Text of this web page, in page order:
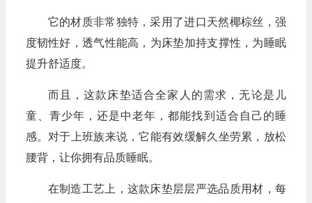
它的材质非常独特，采用了进口天然椰棕丝，强
度韧性好，透气性能高，为床垫加持支撑性，为睡眠
提升舒适度。
而且，这款床垫适合全家人的需求，无论是儿
童、青少年，还是中老年，都能找到适合自己的睡
感。对于上班族来说，它能有效缓解久坐劳累，放松
腰背，让你拥有品质睡眠。
在制造工艺上，这款床垫层层严选品质用材，每